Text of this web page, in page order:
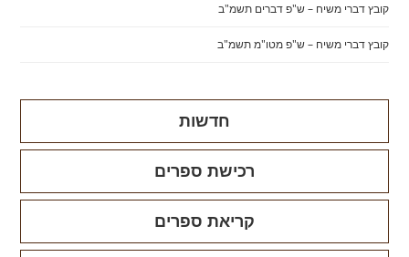
קובץ דברי משיח – ש"פ דברים תשמ"ב
קובץ דברי משיח – ש"פ מטו"מ תשמ"ב
חדשות
רכישת ספרים
קריאת ספרים